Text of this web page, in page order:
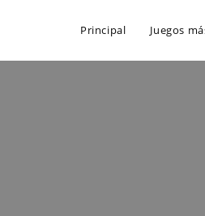
Principal Juegos